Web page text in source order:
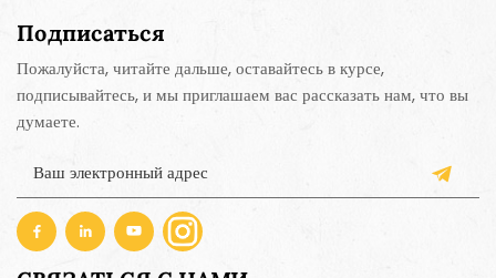
Подписаться
Пожалуйста, читайте дальше, оставайтесь в курсе,
подписывайтесь, и мы приглашаем вас рассказать нам, что вы
думаете.